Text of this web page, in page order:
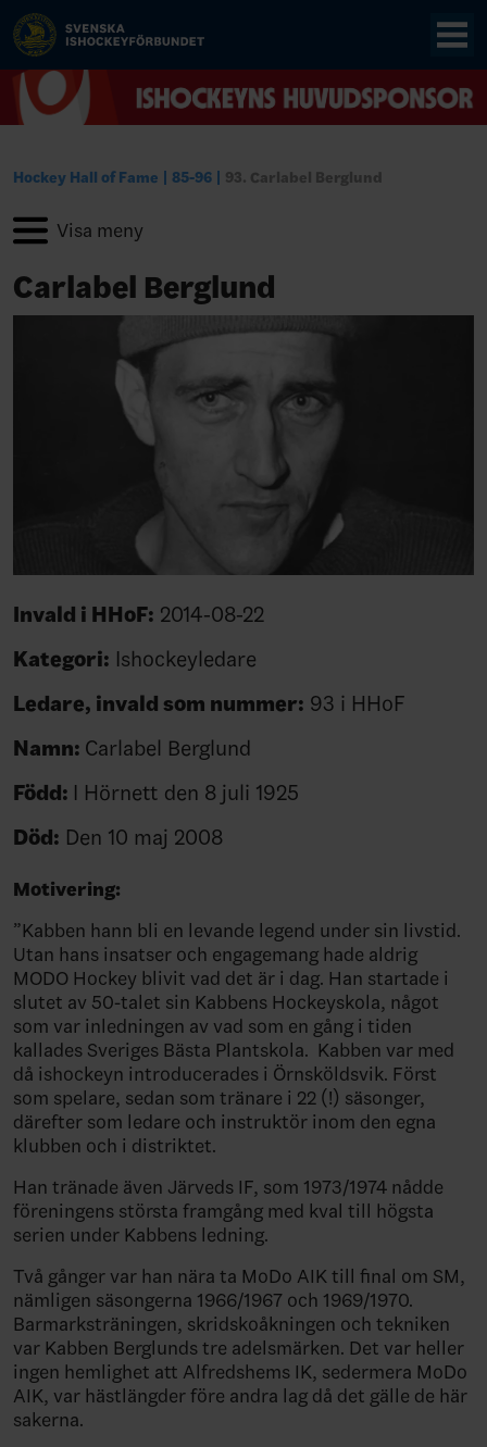
Hockey Hall of Fame 85-96 93. Carlabel Berglund
Carlabel Berglund
Invald i HHoF: 2014-08-22
Kategori: Ishockeyledare
Ledare, invald som nummer: 93 i HHoF
Namn: Carlabel Berglund
Född: I Hörnett den 8 juli 1925
Död: Den 10 maj 2008
Motivering:
”Kabben hann bli en levande legend under sin livstid.
Utan hans insatser och engagemang hade aldrig
MODO Hockey blivit vad det är i dag. Han startade i
slutet av 50-talet sin Kabbens Hockeyskola, något
som var inledningen av vad som en gång i tiden
kallades Sveriges Bästa Plantskola. Kabben var med
då ishockeyn introducerades i Örnsköldsvik. Först
som spelare, sedan som tränare i 22 (!) säsonger,
därefter som ledare och instruktör inom den egna
klubben och i distriktet.
Han tränade även Järveds IF, som 1973/1974 nådde
föreningens största framgång med kval till högsta
serien under Kabbens ledning.
Två gånger var han nära ta MoDo AIK till final om SM,
nämligen säsongerna 1966/1967 och 1969/1970.
Barmarksträningen, skridskoåkningen och tekniken
var Kabben Berglunds tre adelsmärken. Det var heller
ingen hemlighet att Alfredshems IK, sedermera MoDo
AIK, var hästlängder före andra lag då det gälle de här
sakerna.